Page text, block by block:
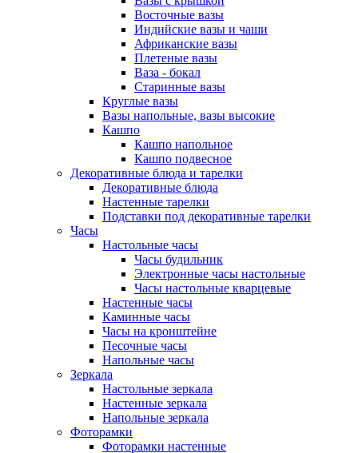
Восточные вазы
Индийские вазы и чаши
Африканские вазы
Плетеные вазы
Ваза - бокал
Старинные вазы
Круглые вазы
Вазы напольные, вазы высокие
Кашпо
Кашпо напольное
Кашпо подвесное
Декоративные блюда и тарелки
Декоративные блюда
Настенные тарелки
Подставки под декоративные тарелки
Часы
Настольные часы
Часы будильник
Электронные часы настольные
Часы настольные кварцевые
Настенные часы
Каминные часы
Часы на кронштейне
Песочные часы
Напольные часы
Зеркала
Настольные зеркала
Настенные зеркала
Напольные зеркала
Фоторамки
Фоторамки настенные